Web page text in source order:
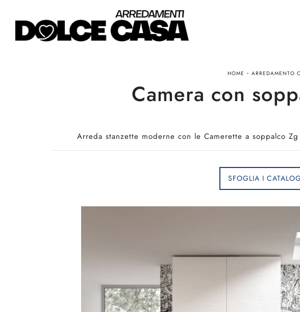
HOME - ARREDAMENTO
Camera con
Arreda stanzette moderne con le Camerette a soppalco
SFOGLIA I